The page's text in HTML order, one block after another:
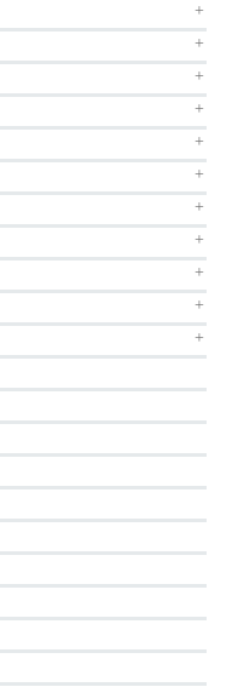
+
+
+
+
+
+
+
+
+
+
+